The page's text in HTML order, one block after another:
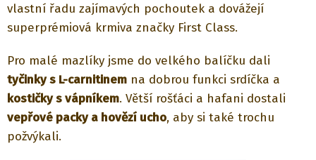
vlastní řadu zajímavých pochoutek a dovážejí
superprémiová krmiva značky First Class.
Pro malé mazlíky jsme do velkého balíčku dali
tyčinky s L-carnitinem na dobrou funkci srdíčka a
kostičky s vápníkem. Větší rošťáci a hafani dostali
vepřové packy a hovězí ucho, aby si také trochu
požvýkali.